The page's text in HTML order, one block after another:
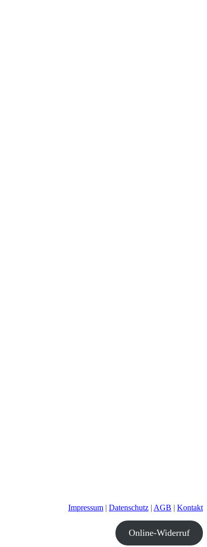
Impressum | Datenschutz | AGB | Kontakt
Online-Widerruf